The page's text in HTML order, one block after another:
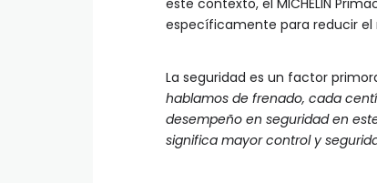
este contexto, el MICHELIN
específicamente para reducir el
La seguridad es un factor
hablamos de frenado, cada
desempeño en seguridad en
significa mayor control y